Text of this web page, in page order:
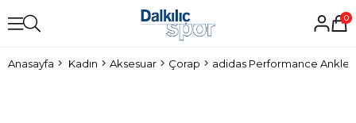
0
Anasayfa Kadın Aksesuar Çorap adidas Performance Ankle